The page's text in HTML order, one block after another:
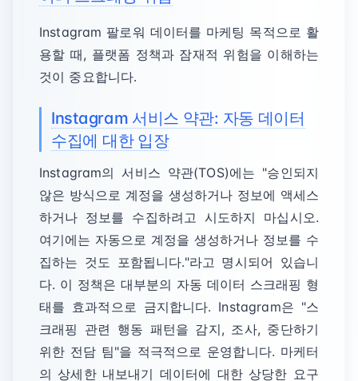
Instagram 팔로워 데이터를 마케팅 목적으로 활
용할 때, 플랫폼 정책과 잠재적 위험을 이해하는
것이 중요합니다.
Instagram 서비스 약관: 자동 데이터
수집에 대한 입장
Instagram의 서비스 약관(TOS)에는 "승인되지
않은 방식으로 계정을 생성하거나 정보에 액세스
하거나 정보를 수집하려고 시도하지 마십시오.
여기에는 자동으로 계정을 생성하거나 정보를 수
집하는 것도 포함됩니다."라고 명시되어 있습니
다. 이 정책은 대부분의 자동 데이터 스크래핑 형
태를 효과적으로 금지합니다. Instagram은 "스
크래핑 관련 행동 패턴을 감지, 조사, 중단하기
위한 전담 팀"을 적극적으로 운영합니다. 마케터
의 상세한 내보내기 데이터에 대한 상당한 요구